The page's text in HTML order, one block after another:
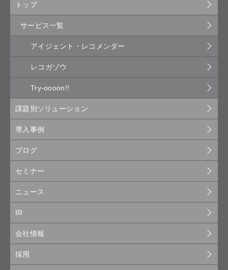
トップ
サービス一覧
アイジェント・レコメンダー
レコガゾウ
Try-oooon!!
課題別ソリューション
導入事例
ブログ
セミナー
ニュース
IR
会社情報
採用